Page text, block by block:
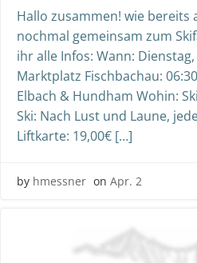
Hallo zusammen! wie bereits
nochmal gemeinsam zum
ihr alle Infos: Wann:
Marktplatz Fischbachau:
Elbach & Hundham Wohin:
Ski: Nach Lust und Laune,
Liftkarte: 19,00€ […]
by hmessner on Apr. 2